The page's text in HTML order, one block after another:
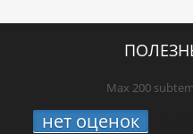
Max 200
нет оценок